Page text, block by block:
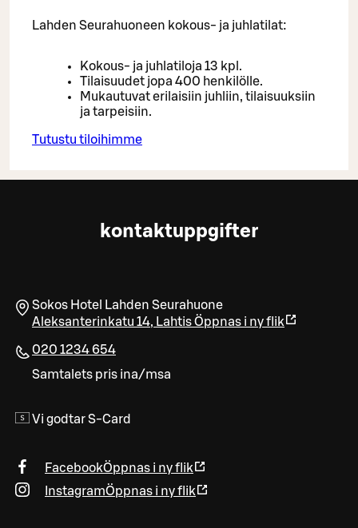
Lahden Seurahuoneen kokous- ja juhlatilat:
Kokous- ja juhlatiloja 13 kpl.
Tilaisuudet jopa 400 henkilölle.
Mukautuvat erilaisiin juhliin, tilaisuuksiin
ja tarpeisiin.
Tutustu tiloihimme
kontaktuppgifter
Sokos Hotel Lahden Seurahuone
Aleksanterinkatu 14, LahtisÖppnas i ny flik
020 1234 654
Samtalets pris ina/msa
Vi godtar S-Card
FacebookÖppnas i ny flik
InstagramÖppnas i ny flik